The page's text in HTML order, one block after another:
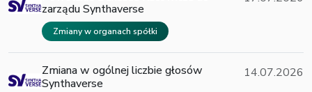
zarządu Synthaverse
Zmiany w organach spółki
Zmiana w ogólnej liczbie głosów
Synthaverse
14.07.2026